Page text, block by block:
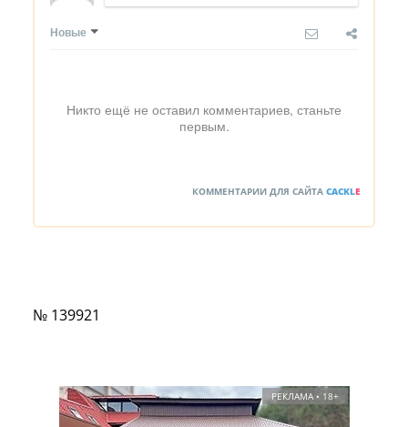
Новые
Никто ещё не оставил комментариев, станьте
первым.
КОММЕНТАРИИ ДЛЯ САЙТА CACKLE
№ 139921
РЕКЛАМА • 18+